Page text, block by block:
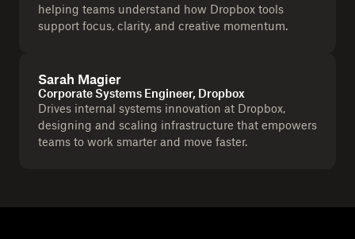
helping teams understand how Dropbox tools
support focus, clarity, and creative momentum.
Sarah Magier
Corporate Systems Engineer, Dropbox
Drives internal systems innovation at Dropbox,
designing and scaling infrastructure that empowers
teams to work smarter and move faster.